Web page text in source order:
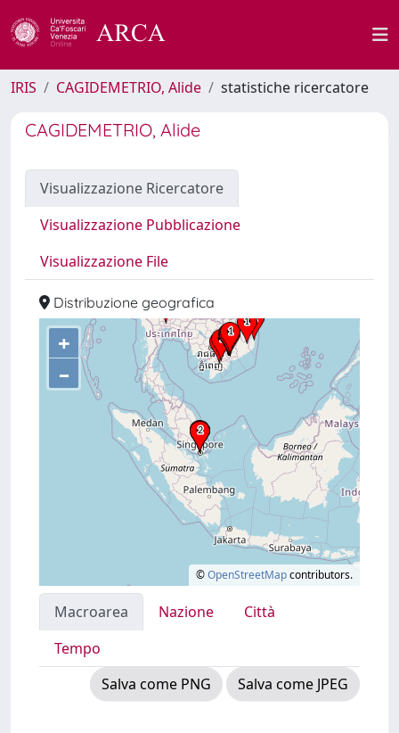
IRIS CAGIDEMETRIO, Alide statistiche ricercatore
CAGIDEMETRIO, Alide
Visualizzazione Ricercatore
Visualizzazione Pubblicazione
Visualizzazione File
Distribuzione geografica
+
–
©OpenStreetMapcontributors.
Macroarea Nazione
Città
Tempo
Salva come PNG
Salva come JPEG